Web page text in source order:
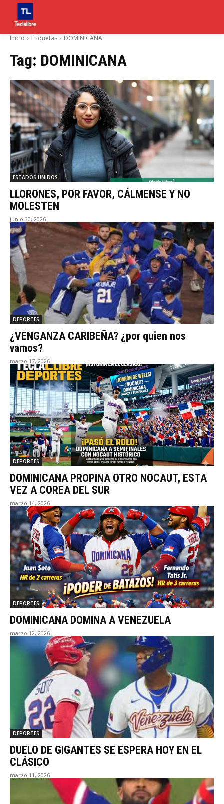
Inicio Etiquetas DOMINICANA
Tag: DOMINICANA
ESTADOS UNIDOS
LLORONES, POR FAVOR, CÁLMENSE Y NO
MOLESTEN
junio 30, 2026
DEPORTES
¿VENGANZA CARIBEÑA? ¿por quien nos
vamos?
marzo 17, 2026
DEPORTES
DOMINICANA PROPINA OTRO NOCAUT, ESTA
VEZ A COREA DEL SUR
marzo 14, 2026
DEPORTES
DOMINICANA DOMINA A VENEZUELA
marzo 12, 2026
DEPORTES
DUELO DE GIGANTES SE ESPERA HOY EN EL
CLÁSICO
marzo 11, 2026